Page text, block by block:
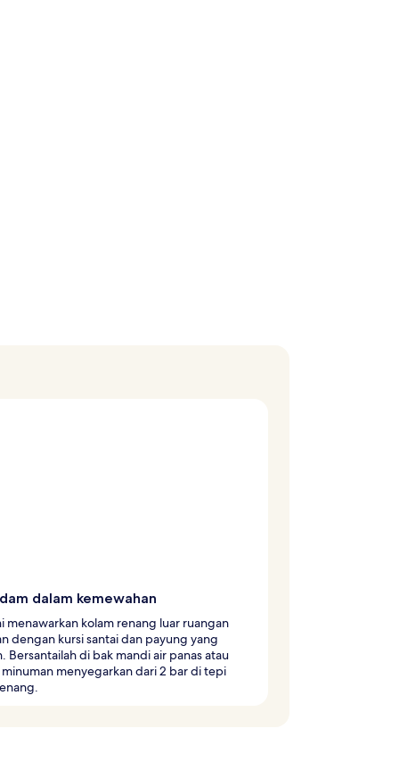
dalam kemewahan
menawarkan kolam renang luar ruangan
dengan kursi santai dan payung yang
Bersantailah di bak mandi air panas atau
menyegarkan dari 2 bar di tepi